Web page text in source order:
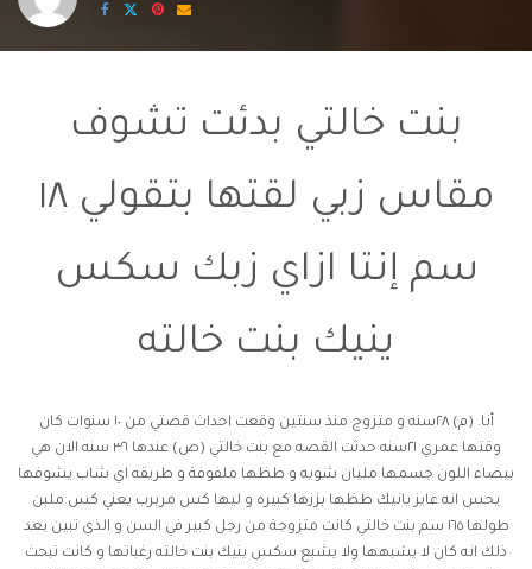
by
بنت خالتي بدئت تشوف
مقاس زبي لقتها بتقولي ١٨
سم إنتا ازاي زبك سكس
ينيك بنت خالته
أنا. (م) ٢٨سنه و متزوج منذ سنتين وقعت احداث قصتي من ١٠ سنوات كان
وقتها عمري ٢١سنه حدثت القصه مع بنت خالتي (ص) عندها ٣٦ سنه الان هي
بيضاء اللون جسمها مليان شويه و طظها ملفوفة و طريقه اي شاب يشوفها
يحس انه عايز يانيك طظها بززها كبيره و ليها كس مربرب يعني كس ملبن
طولها ١٦٥ سم بنت خالتي كانت متزوجة من رجل كبير في السن و الذي تبين بعد
ذلك انه كان لا يشبهها ولا يشبع سكس ينيك بنت خالته رغباتها و كانت تبحث